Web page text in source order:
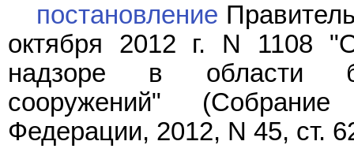
постановление
октября 2012 г. N 1108
надзоре в области
сооружений" (Собрание
Федерации, 2012, N 45, ст.